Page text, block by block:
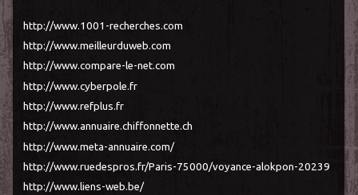
http://www.1001-recherches.com
http://www.meilleurduweb.com
http://www.compare-le-net.com
http://www.cyberpole.fr
http://www.refplus.fr
http://www.annuaire.chiffonnette.ch
http://www.meta-annuaire.com/
http://www.ruedespros.fr/Paris-75000/voyance-alokpon-20239
http://www.liens-web.be/